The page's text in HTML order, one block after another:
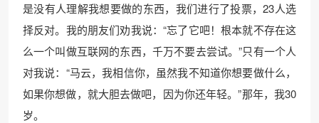
是没有人理解我想要做的东西，我们进行了投票，23人选
择反对。我的朋友们劝我说：“忘了它吧！根本就不存在这
么一个叫做互联网的东西，千万不要去尝试。”只有一个人
对我说：“马云，我相信你，虽然我不知道你想要做什么，
如果你想做，就大胆去做吧，因为你还年轻。”那年，我30
岁。